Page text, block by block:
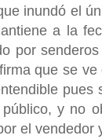
inundó el
a la
por
que se
pues
y no
el vendedor